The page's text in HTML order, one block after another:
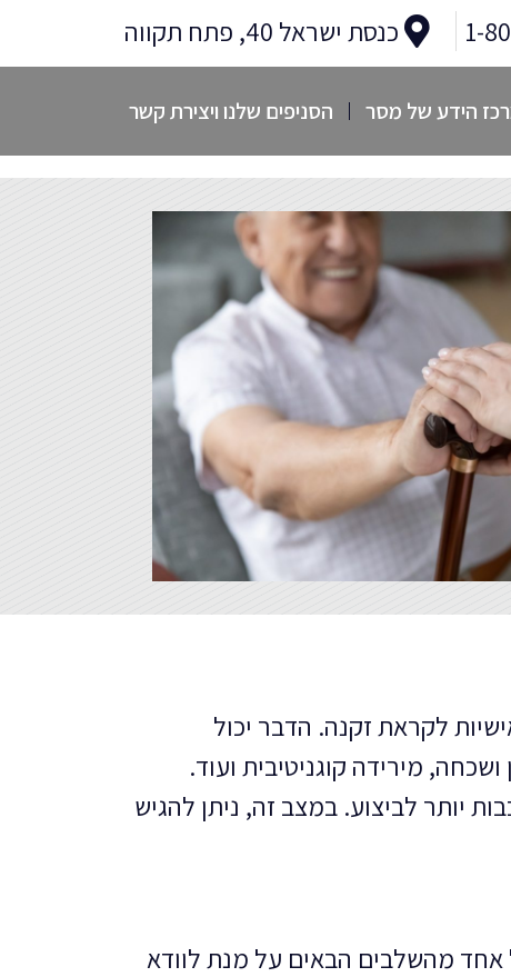
1- כנסת ישראל 40, פתח תקווה
הידע של מסר הסניפים שלנו ויצירת קשר
לקראת זקנה. הדבר יכול
מירידה קוגניטיבית ועוד.
יותר לביצוע. במצב זה, ניתן להגיש
ומלווים את לקוחותינו בכל אחד מהשלבים הבאים על מנת לוודא